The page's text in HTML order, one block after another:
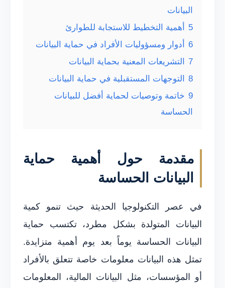
البيانات
5
أهمية التخطيط للاستجابة للطوارئ
6
أدوار ومسؤوليات الأفراد في حماية البيانات
7
التشريعات المعنية بحماية البيانات
8
التوجهات المستقبلية في حماية البيانات
9 خاتمة وتوصيات لحماية أفضل للبيانات
الحساسة
مقدمة حول أهمية حماية
البيانات الحساسة
في عصر التكنولوجيا الحديثة حيث تنمو كمية
البيانات المتولدة بشكل مطرد، تكتسب حماية
البيانات الحساسة يوماً بعد يوم أهمية متزايدة.
تمثل هذه البيانات معلومات خاصة تتعلق بالأفراد
أو المؤسسات، مثل البيانات المالية، المعلومات